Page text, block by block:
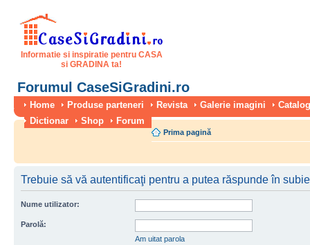
Informatie si inspiratie pentru CASA
si GRADINA ta!
Forumul CaseSiGradini.ro
Home Produse parteneri Revista Galerie imagini
Dictionar
Shop Forum
Prima pagină
Trebuie să vă autentificaţi pentru a putea răspunde în
Nume utilizator:
Parolă:
Am uitat parola